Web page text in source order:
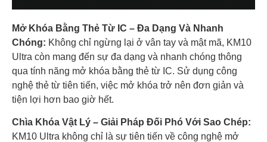
Mở Khóa Bằng Thẻ Từ IC – Đa Dạng Và Nhanh
Chóng: Không chỉ ngừng lại ở vân tay và mật mã, KM10
Ultra còn mang đến sự đa dạng và nhanh chóng thông
qua tính năng mở khóa bằng thẻ từ IC. Sử dụng công
nghệ thẻ từ tiên tiến, việc mở khóa trở nên đơn giản và
tiện lợi hơn bao giờ hết.
Chìa Khóa Vật Lý – Giải Pháp Đối Phó Với Sao Chép:
KM10 Ultra không chỉ là sự tiên tiến về công nghệ mở